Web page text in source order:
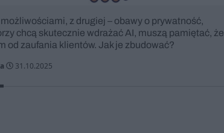
z drugiej – obawy o prywatność,
chcą skutecznie wdrażać AI, muszą pamiętać, że
od zaufania klientów. Jak je zbudować?
31.10.2025